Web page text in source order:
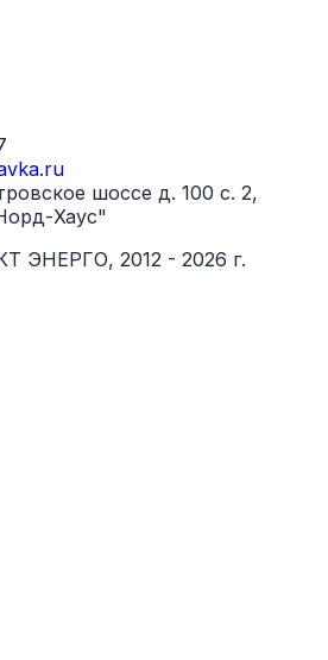
шоссе д. 100 с. 2,
Хаус"
2012 - 2026 г.